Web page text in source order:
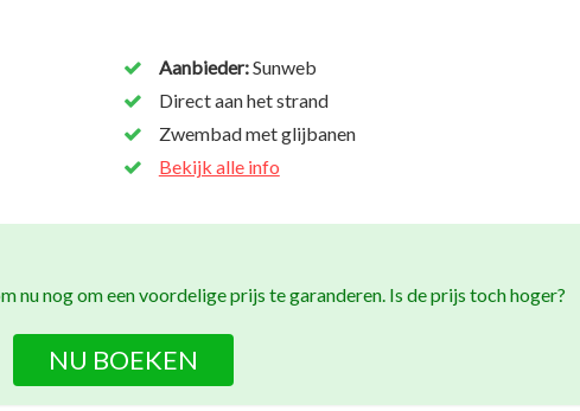
Aanbieder:Sunweb
Direct aan het strand
Zwembad met glijbanen
Bekijk alle info
nu nog om een voordelige prijs te garanderen. Is de prijs toch hoger?
NU BOEKEN